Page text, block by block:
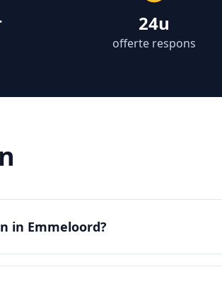
24u
offerte respons
in Emmeloord?